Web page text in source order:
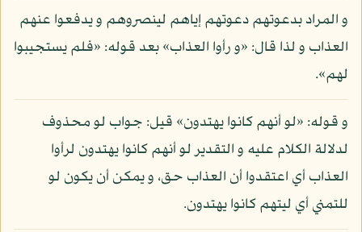
و المراد بدعوتهم دعوتهم إياهم لينصروهم و يدفعوا عنهم
العذاب و لذا قال: «و رأوا العذاب» بعد قوله: «فلم يستجيبوا
لهم».
و قوله: «لو أنهم كانوا يهتدون» قيل: جواب لو محذوف
لدلالة الكلام عليه و التقدير لو أنهم كانوا يهتدون لرأوا
العذاب أي اعتقدوا أن العذاب حق، و يمكن أن يكون لو
للتمني أي ليتهم كانوا يهتدون.